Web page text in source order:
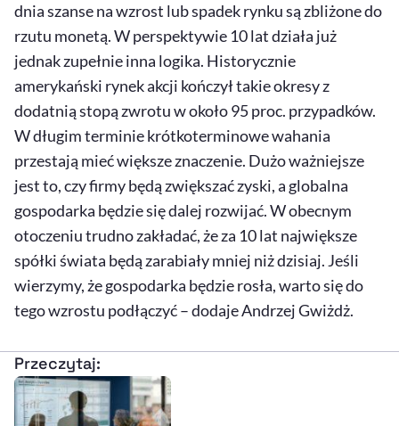
dnia szanse na wzrost lub spadek rynku są zbliżone do
rzutu monetą. W perspektywie 10 lat działa już
jednak zupełnie inna logika. Historycznie
amerykański rynek akcji kończył takie okresy z
dodatnią stopą zwrotu w około 95 proc. przypadków.
W długim terminie krótkoterminowe wahania
przestają mieć większe znaczenie. Dużo ważniejsze
jest to, czy firmy będą zwiększać zyski, a globalna
gospodarka będzie się dalej rozwijać. W obecnym
otoczeniu trudno zakładać, że za 10 lat największe
spółki świata będą zarabiały mniej niż dzisiaj. Jeśli
wierzymy, że gospodarka będzie rosła, warto się do
tego wzrostu podłączyć – dodaje Andrzej Gwiżdż.
Przeczytaj: